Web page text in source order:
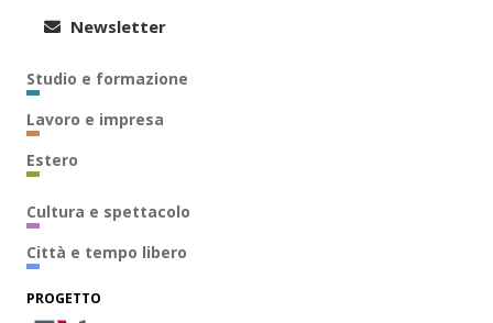
Newsletter
Studio e formazione
Lavoro e impresa
Estero
Cultura e spettacolo
Città e tempo libero
PROGETTO